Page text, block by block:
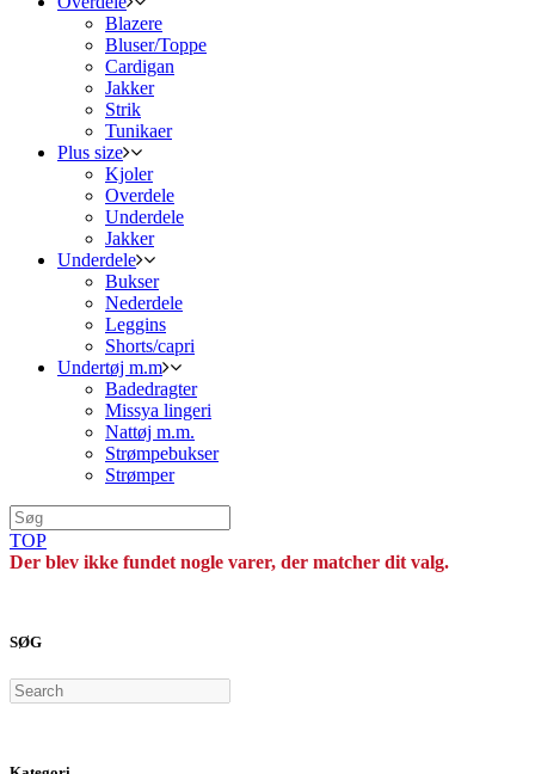
Blazere
Bluser/Toppe
Cardigan
Jakker
Strik
Tunikaer
Plus size
Kjoler
Overdele
Underdele
Jakker
Underdele
Bukser
Nederdele
Leggins
Shorts/capri
Undertøj m.m
Badedragter
Missya lingeri
Nattøj m.m.
Strømpebukser
Strømper
TOP
Der blev ikke fundet nogle varer, der matcher dit valg.
SØG
Search